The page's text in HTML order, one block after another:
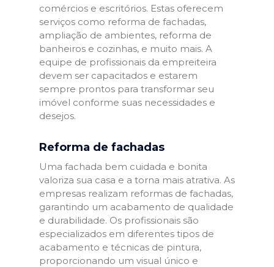
comércios e escritórios. Estas oferecem
serviços como reforma de fachadas,
ampliação de ambientes, reforma de
banheiros e cozinhas, e muito mais. A
equipe de profissionais da empreiteira
devem ser capacitados e estarem
sempre prontos para transformar seu
imóvel conforme suas necessidades e
desejos.
Reforma de fachadas
Uma fachada bem cuidada e bonita
valoriza sua casa e a torna mais atrativa. As
empresas realizam reformas de fachadas,
garantindo um acabamento de qualidade
e durabilidade. Os profissionais são
especializados em diferentes tipos de
acabamento e técnicas de pintura,
proporcionando um visual único e